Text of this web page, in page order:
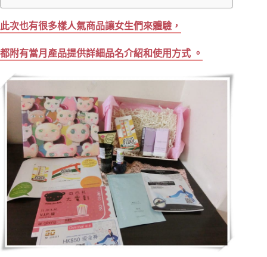
此次也有很多樣人氣商品讓女生們來體驗，
都附有當月產品提供詳細品名介紹和使用方式 。